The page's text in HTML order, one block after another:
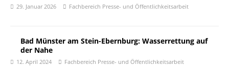
29. Januar 2026 Fachbereich Presse- und Öffentlichkeitsarbeit
Bad Münster am Stein-Ebernburg: Wasserrettung auf
der Nahe
12. April 2024 Fachbereich Presse- und Öffentlichkeitsarbeit